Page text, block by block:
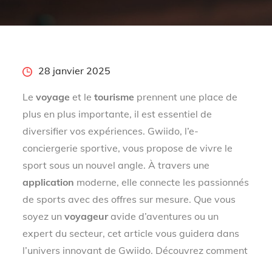
Posted28 janvier 2025
Levoyage et letourisme prennent une place de
plus en plus importante, il est essentiel de
diversifier vos expériences. Gwiido, l’e-
conciergerie sportive, vous propose de vivre le
sport sous un nouvel angle. À travers une
application moderne, elle connecte les passionnés
de sports avec des offres sur mesure. Que vous
soyez unvoyageuravide d’aventures ou un
expert du secteur, cet article vous guidera dans
l’univers innovant de Gwiido. Découvrez comment